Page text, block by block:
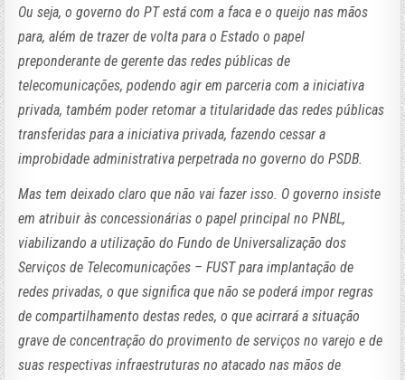
Ou seja, o governo do PT está com a faca e o queijo nas mãos
para, além de trazer de volta para o Estado o papel
preponderante de gerente das redes públicas de
telecomunicações, podendo agir em parceria com a iniciativa
privada, também poder retomar a titularidade das redes públicas
transferidas para a iniciativa privada, fazendo cessar a
improbidade administrativa perpetrada no governo do PSDB.
Mas tem deixado claro que não vai fazer isso. O governo insiste
em atribuir às concessionárias o papel principal no PNBL,
viabilizando a utilização do Fundo de Universalização dos
Serviços de Telecomunicações – FUST para implantação de
redes privadas, o que significa que não se poderá impor regras
de compartilhamento destas redes, o que acirrará a situação
grave de concentração do provimento de serviços no varejo e de
suas respectivas infraestruturas no atacado nas mãos de